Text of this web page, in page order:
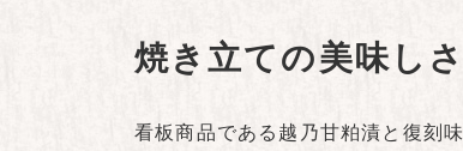
焼き立ての美味し
看板商品である越乃甘粕漬と復刻